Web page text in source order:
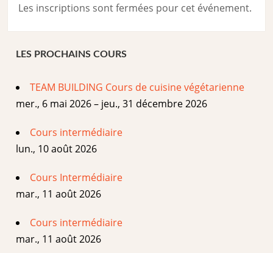
Les inscriptions sont fermées pour cet événement.
LES PROCHAINS COURS
TEAM BUILDING Cours de cuisine végétarienne
mer., 6 mai 2026 – jeu., 31 décembre 2026
Cours intermédiaire
lun., 10 août 2026
Cours Intermédiaire
mar., 11 août 2026
Cours intermédiaire
mar., 11 août 2026